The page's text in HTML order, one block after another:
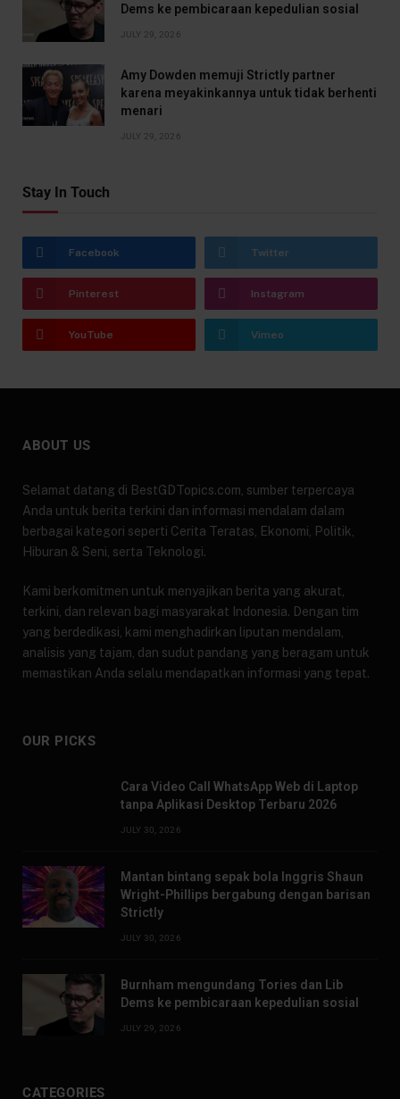
Dems ke pembicaraan kepedulian sosial
JULY 29, 2026
Amy Dowden memuji Strictly partner
karena meyakinkannya untuk tidak berhenti
menari
JULY 29, 2026
Stay In Touch
Facebook Twitter
Pinterest Instagram
YouTube Vimeo
ABOUT US
Selamat datang di BestGDTopics.com, sumber terpercaya
Anda untuk berita terkini dan informasi mendalam dalam
berbagai kategori seperti Cerita Teratas, Ekonomi, Politik,
Hiburan & Seni, serta Teknologi.
Kami berkomitmen untuk menyajikan berita yang akurat,
terkini, dan relevan bagi masyarakat Indonesia. Dengan tim
yang berdedikasi, kami menghadirkan liputan mendalam,
analisis yang tajam, dan sudut pandang yang beragam untuk
memastikan Anda selalu mendapatkan informasi yang tepat.
OUR PICKS
Cara Video Call WhatsApp Web di Laptop
tanpa Aplikasi Desktop Terbaru 2026
JULY 30, 2026
Mantan bintang sepak bola Inggris Shaun
Wright-Phillips bergabung dengan barisan
Strictly
JULY 30, 2026
Burnham mengundang Tories dan Lib
Dems ke pembicaraan kepedulian sosial
JULY 29, 2026
CATEGORIES